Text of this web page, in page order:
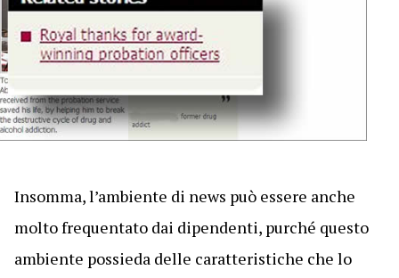
Insomma, l’ambiente di news può essere anche
molto frequentato dai dipendenti, purché questo
ambiente possieda delle caratteristiche che lo